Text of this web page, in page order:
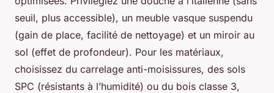
seuil, plus accessible), un meuble vasque suspendu
(gain de place, facilité de nettoyage) et un miroir au
sol (effet de profondeur). Pour les matériaux,
choisissez du carrelage anti-moisissures, des sols
SPC (résistants à l’humidité) ou du bois classe 3,